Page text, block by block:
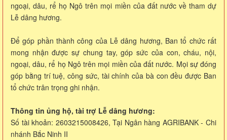
ngoại, dâu, rể họ Ngô trên mọi miền của đất nước về tham dự
Lễ dâng hương.
Để góp phần thành công của Lễ dâng hương, Ban tổ chức rất
mong nhận được sự chung tay, góp sức của con, cháu, nội,
ngoại, dâu, rể họ Ngô trên mọi miền của đất nước. Mọi sự đóng
góp bằng trí tuệ, công sức, tài chính của bà con đều được Ban
tổ chức trân trọng ghi nhận.
Thông tin ủng hộ, tài trợ Lễ dâng hương:
Số tài khoản: 2603215008426, Tại Ngân hàng AGRIBANK - Chi
nhánh Bắc Ninh II